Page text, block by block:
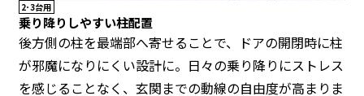
2･3台用
乗り降りしやすい柱配置
後方側の柱を最端部へ寄せることで、ドアの開閉時に柱
が邪魔になりにくい設計に。日々の乗り降りにストレス
を感じることなく、玄関までの動線の自由度が高まりま